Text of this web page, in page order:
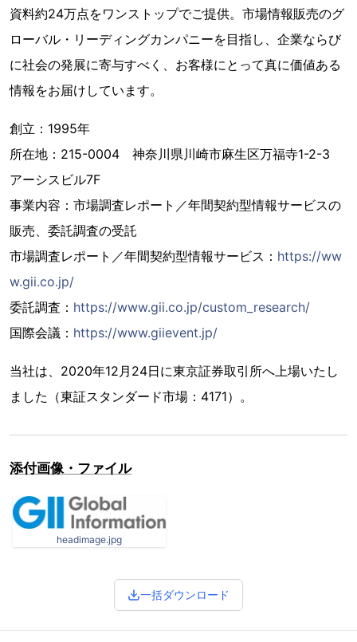
資料約24万点をワンストップでご提供。市場情報販売のグ
ローバル・リーディングカンパニーを目指し、企業ならび
に社会の発展に寄与すべく、お客様にとって真に価値ある
情報をお届けしています。
創立：1995年
所在地：215-0004 神奈川県川崎市麻生区万福寺1-2-3
アーシスビル7F
事業内容：市場調査レポート／年間契約型情報サービスの
販売、委託調査の受託
市場調査レポート／年間契約型情報サービス： https://ww
w.gii.co.jp/
委託調査： https://www.gii.co.jp/custom_research/
国際会議： https://www.giievent.jp/
当社は、2020年12月24日に東京証券取引所へ上場いたし
ました（東証スタンダード市場：4171）。
添付画像・ファイル
headimage.jpg
一括ダウンロード